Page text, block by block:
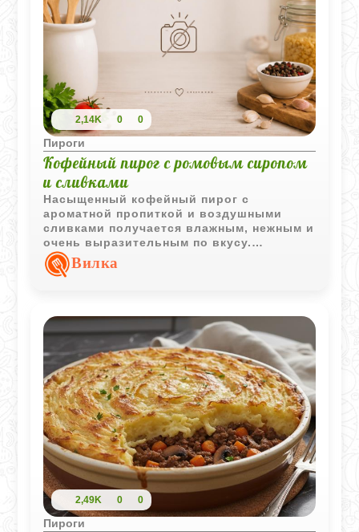
2,14K 0 0
Пироги
Кофейный пирог с ромовым сиропом
и сливками
Насыщенный кофейный пирог с
ароматной пропиткой и воздушными
сливками получается влажным, нежным и
очень выразительным по вкусу.
Особенно хорошо раскрывается после
длительной пропитки, когда сироп
Вилка
2,49K 0 0
Пироги